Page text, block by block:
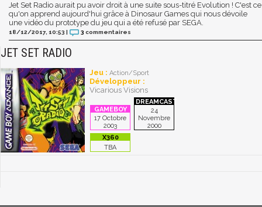
Jet Set Radio aurait pu avoir droit à une suite sous-titré Evolution ! C'est ce
qu'on apprend aujourd'hui grâce à Dinosaur Games qui nous dévoile
une vidéo du prototype du jeu qui a été refusé par SEGA.
18/12/2017, 10:53 | 3 commentaires
JET SET RADIO
Jeu : Action/Sport
Développeur :
Vicarious Visions
17 Octobre
2003
24
Novembre
2000
TBA